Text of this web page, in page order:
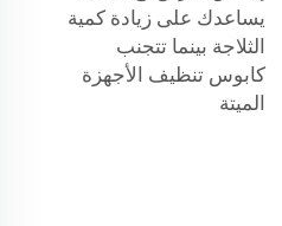
يساعدك على زيادة كمية
الثلاجة بينما تتجنب
كابوس تنظيف الأجهزة
الميتة